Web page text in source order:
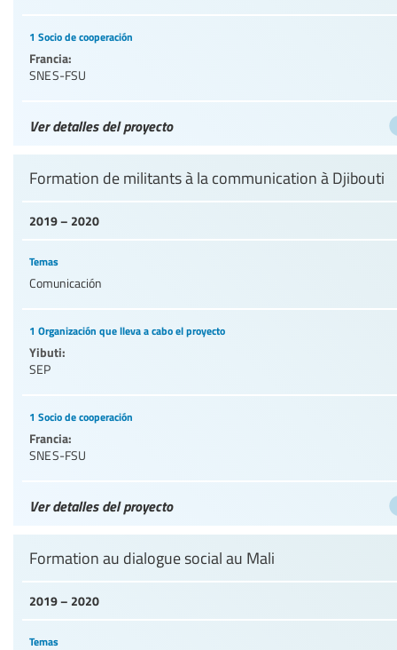
1 Socio de cooperación
Francia:
SNES-FSU
Ver detalles del proyecto
2019 – 2020
Formation de militants à la communication à Djibouti
Temas
Comunicación
1 Organización que lleva a cabo el proyecto
Yibuti:
SEP
1 Socio de cooperación
Francia:
SNES-FSU
Ver detalles del proyecto
2019 – 2020
Formation au dialogue social au Mali
Temas